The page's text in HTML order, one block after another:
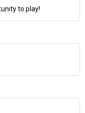
to play!